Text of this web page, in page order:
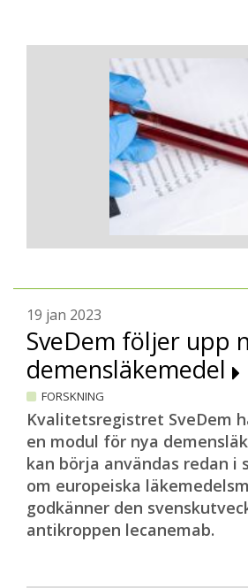
19 jan 2023
SveDem följer upp
demensläkemedel
FORSKNING
Kvalitetsregistret SveDem
en modul för nya
kan börja användas redan i
om europeiska
godkänner den
antikroppen lecanemab.